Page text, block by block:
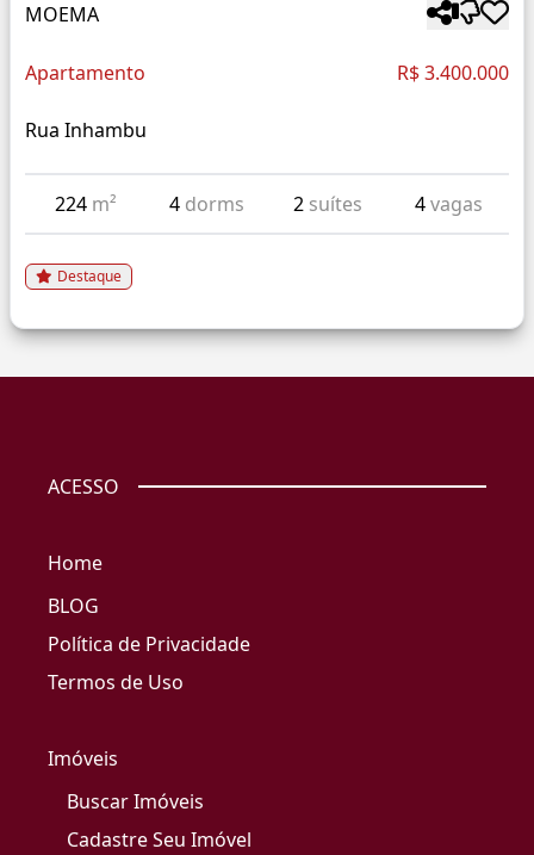
MOEMA
Apartamento R$ 3.400.000
Rua Inhambu
224 m² 4 dorms 2 suítes 4vagas
Destaque
ACESSO
Home
BLOG
Política de Privacidade
Termos de Uso
Imóveis
Buscar Imóveis
Cadastre Seu Imóvel